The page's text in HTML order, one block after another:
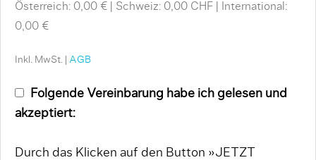
Österreich: 0,00 € Schweiz: 0,00 CHF
International:
0,00 €
Inkl. MwSt. | AGB
Folgende Vereinbarung habe ich gelesen und
akzeptiert:
Durch das Klicken auf den Button »JETZT